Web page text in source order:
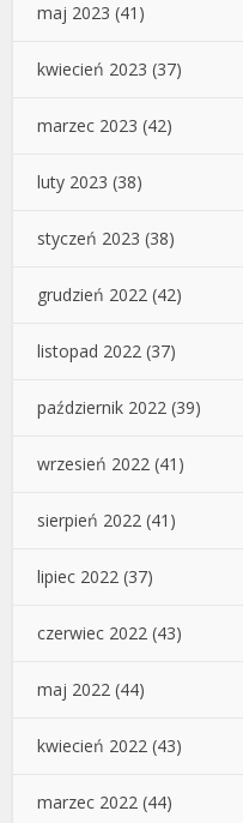
maj 2023 (41)
kwiecień 2023 (37)
marzec 2023 (42)
luty 2023 (38)
styczeń 2023 (38)
grudzień 2022 (42)
listopad 2022 (37)
październik 2022 (39)
wrzesień 2022 (41)
sierpień 2022 (41)
lipiec 2022 (37)
czerwiec 2022 (43)
maj 2022 (44)
kwiecień 2022 (43)
marzec 2022 (44)